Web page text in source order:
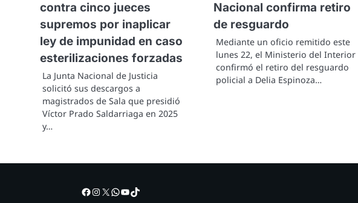
contra cinco jueces
supremos por inaplicar
ley de impunidad en caso
esterilizaciones forzadas
La Junta Nacional de Justicia
solicitó sus descargos a
magistrados de Sala que presidió
Víctor Prado Saldarriaga en 2025
y…
Nacional confirma retiro
de resguardo
Mediante un oficio remitido este
lunes 22, el Ministerio del Interior
confirmó el retiro del resguardo
policial a Delia Espinoza…
Facebook
Instagram
X WhatsApp
YouTube
TikTok